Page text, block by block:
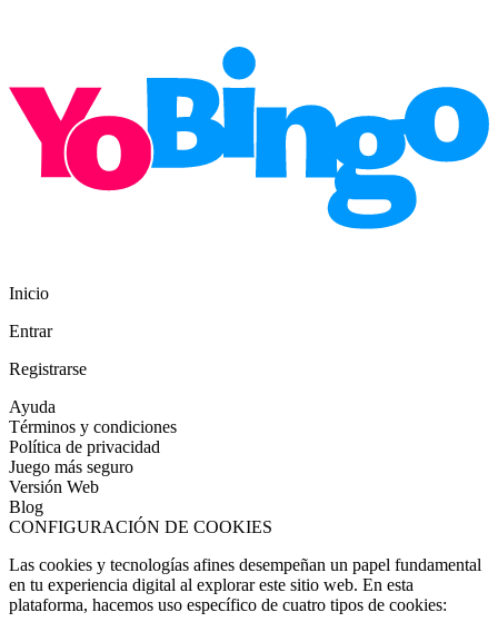
Inicio
Entrar
Registrarse
Ayuda
Términos y condiciones
Política de privacidad
Juego más seguro
Versión Web
Blog
CONFIGURACIÓN DE COOKIES
Las cookies y tecnologías afines desempeñan un papel fundamental
en tu experiencia digital al explorar este sitio web. En esta
plataforma, hacemos uso específico de cuatro tipos de cookies: